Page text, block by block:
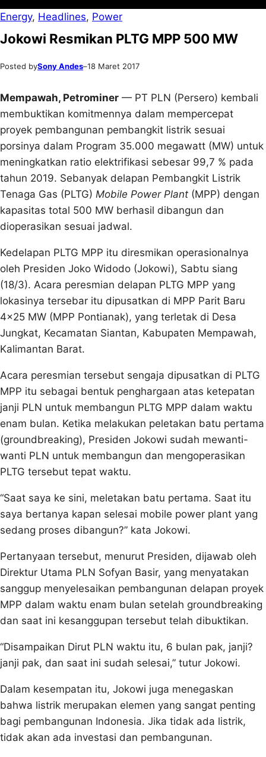
Energy, Headlines, Power
Jokowi Resmikan PLTG MPP 500 MW
Posted bySony Andes–18 Maret 2017
Mempawah, Petrominer — PT PLN (Persero) kembali
membuktikan komitmennya dalam mempercepat
proyek pembangunan pembangkit listrik sesuai
porsinya dalam Program 35.000 megawatt (MW) untuk
meningkatkan ratio elektrifikasi sebesar 99,7 % pada
tahun 2019. Sebanyak delapan Pembangkit Listrik
Tenaga Gas (PLTG) Mobile Power Plant (MPP) dengan
kapasitas total 500 MW berhasil dibangun dan
dioperasikan sesuai jadwal.
Kedelapan PLTG MPP itu diresmikan operasionalnya
oleh Presiden Joko Widodo (Jokowi), Sabtu siang
(18/3). Acara peresmian delapan PLTG MPP yang
lokasinya tersebar itu dipusatkan di MPP Parit Baru
4×25 MW (MPP Pontianak), yang terletak di Desa
Jungkat, Kecamatan Siantan, Kabupaten Mempawah,
Kalimantan Barat.
Acara peresmian tersebut sengaja dipusatkan di PLTG
MPP itu sebagai bentuk penghargaan atas ketepatan
janji PLN untuk membangun PLTG MPP dalam waktu
enam bulan. Ketika melakukan peletakan batu pertama
(groundbreaking), Presiden Jokowi sudah mewanti-
wanti PLN untuk membangun dan mengoperasikan
PLTG tersebut tepat waktu.
“Saat saya ke sini, meletakan batu pertama. Saat itu
saya bertanya kapan selesai mobile power plant yang
sedang proses dibangun?” kata Jokowi.
Pertanyaan tersebut, menurut Presiden, dijawab oleh
Direktur Utama PLN Sofyan Basir, yang menyatakan
sanggup menyelesaikan pembangunan delapan proyek
MPP dalam waktu enam bulan setelah groundbreaking
dan saat ini kesanggupan tersebut telah dibuktikan.
“Disampaikan Dirut PLN waktu itu, 6 bulan pak, janji?
janji pak, dan saat ini sudah selesai,” tutur Jokowi.
Dalam kesempatan itu, Jokowi juga menegaskan
bahwa listrik merupakan elemen yang sangat penting
bagi pembangunan Indonesia. Jika tidak ada listrik,
tidak akan ada investasi dan pembangunan.